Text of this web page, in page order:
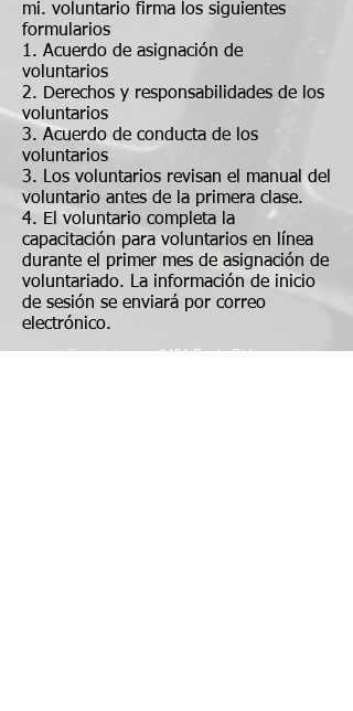
mi. voluntario firma los siguientes
formularios
1. Acuerdo de asignación de
voluntarios
2. Derechos y responsabilidades de los
voluntarios
3. Acuerdo de conducta de los
voluntarios
3. Los voluntarios revisan el manual del
voluntario antes de la primera clase.
4. El voluntario completa la
capacitación para voluntarios en línea
durante el primer mes de asignación de
voluntariado. La información de inicio
de sesión se enviará por correo
electrónico.
Encuéntrenos: 2451 Eagle Ridge